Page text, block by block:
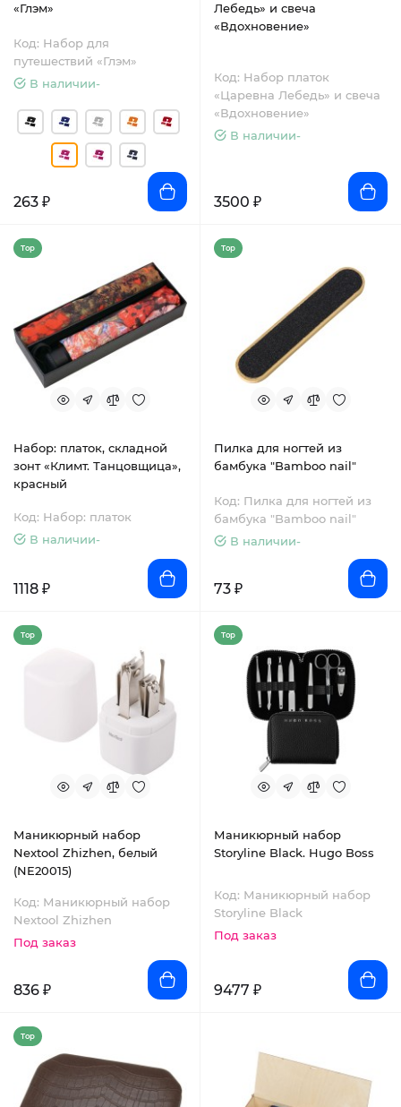
«Глэм»
Код: Набор для
путешествий «Глэм»
В наличии-
263 ₽
Лебедь» и свеча
«Вдохновение»
Код: Набор платок
«Царевна Лебедь» и свеча
«Вдохновение»
В наличии-
3500 ₽
Top
Набор: платок, складной
зонт «Климт. Танцовщица»,
красный
Код: Набор: платок
В наличии-
1118 ₽
Top
Пилка для ногтей из
бамбука "Bamboo nail"
Код: Пилка для ногтей из
бамбука "Bamboo nail"
В наличии-
73 ₽
Top
Маникюрный набор
Nextool Zhizhen, белый
(NE20015)
Код: Маникюрный набор
Nextool Zhizhen
Под заказ
836 ₽
Top
Маникюрный набор
Storyline Black. Hugo Boss
Код: Маникюрный набор
Storyline Black
Под заказ
9477 ₽
Top